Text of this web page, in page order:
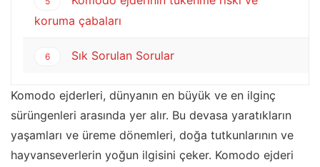
koruma çabaları
6 Sık Sorulan Sorular
Komodo ejderleri, dünyanın en büyük ve en ilginç
sürüngenleri arasında yer alır. Bu devasa yaratıkların
yaşamları ve üreme dönemleri, doğa tutkunlarının ve
hayvanseverlerin yoğun ilgisini çeker. Komodo ejderi